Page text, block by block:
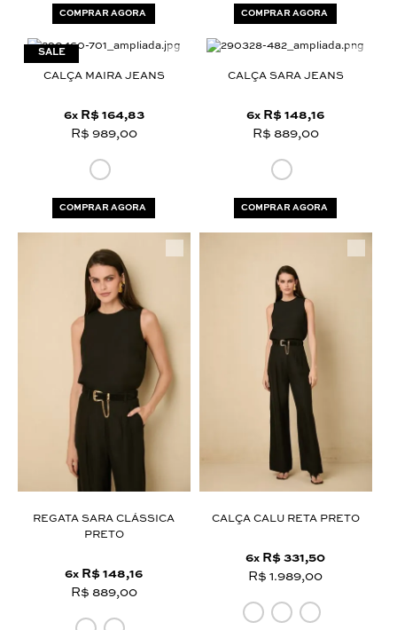
COMPRAR AGORA COMPRAR AGORA
CALÇA MAIRA JEANS
6x R$ 164,83
R$ 989,00
COMPRAR AGORA
CALÇA SARA JEANS
6x R$ 148,16
R$ 889,00
COMPRAR AGORA
REGATA SARA CLÁSSICA
PRETO
6x R$ 148,16
R$ 889,00
CALÇA CALU RETA PRETO
6x R$ 331,50
R$ 1.989,00